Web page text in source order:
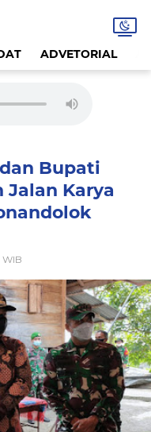
ADVETORIAL
Bupati
Jalan Karya
WIB